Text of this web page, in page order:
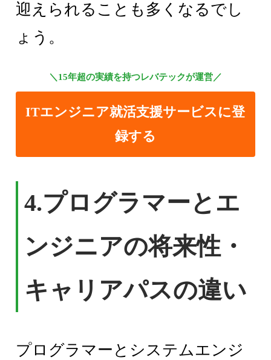
迎えられることも多くなるでし
ょう。
＼15年超の実績を持つレバテックが運営／
ITエンジニア就活支援サービスに登
録する
4.プログラマーとエ
ンジニアの将来性・
キャリアパスの違い
プログラマーとシステムエンジ